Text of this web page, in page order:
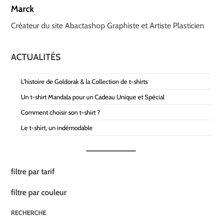
Marck
Créateur du site Abactashop Graphiste et Artiste Plasticien
ACTUALITÉS
L’histoire de Goldorak & la Collection de t-shirts
Un t-shirt Mandala pour un Cadeau Unique et Spécial
Comment choisir son t-shirt ?
Le t-shirt, un indémodable
filtre par tarif
filtre par couleur
RECHERCHE